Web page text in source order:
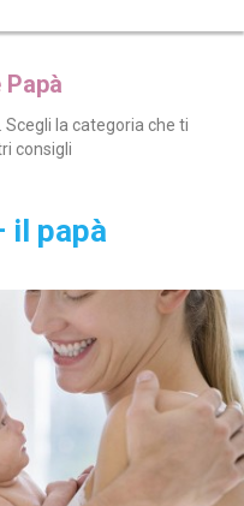
la categoria che ti
consigli
il papà